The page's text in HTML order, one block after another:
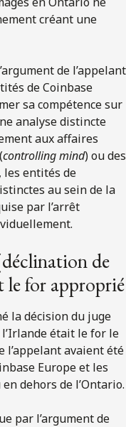
créant une
de l’appelant
de Coinbase
sa compétence sur
analyse distincte
aux affaires
controlling mind) ou des
les entités de
au sein de la
par l’arrêt
de
le for approprié
la décision du juge
était le for le
l’appelant avaient été
Europe et les
dehors de l’Ontario.
par l’argument de